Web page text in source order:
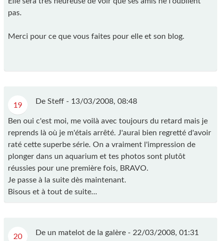
pas.
Merci pour ce que vous faites pour elle et son blog.
19 De Steff - 13/03/2008, 08:48
Ben oui c'est moi, me voilà avec toujours du retard mais je
reprends là où je m'étais arrêté. J'aurai bien regretté d'avoir
raté cette superbe série. On a vraiment l'impression de
plonger dans un aquarium et tes photos sont plutôt
réussies pour une première fois, BRAVO.
Je passe à la suite dès maintenant.
Bisous et à tout de suite...
20 De un matelot de la galère - 22/03/2008, 01:31